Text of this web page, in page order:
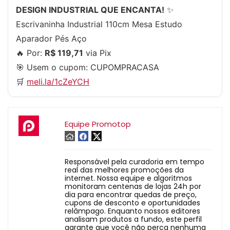
DESIGN INDUSTRIAL QUE ENCANTA! ✨
Escrivaninha Industrial 110cm Mesa Estudo
Aparador Pés Aço
🔥 Por: R$ 119,71 via Pix
🎯 Usem o cupom: CUPOMPRACASA
🛒 meli.la/1cZeYCH
Equipe Promotop
Responsável pela curadoria em tempo
real das melhores promoções da
internet. Nossa equipe e algoritmos
monitoram centenas de lojas 24h por
dia para encontrar quedas de preço,
cupons de desconto e oportunidades
relâmpago. Enquanto nossos editores
analisam produtos a fundo, este perfil
garante que você não perca nenhuma